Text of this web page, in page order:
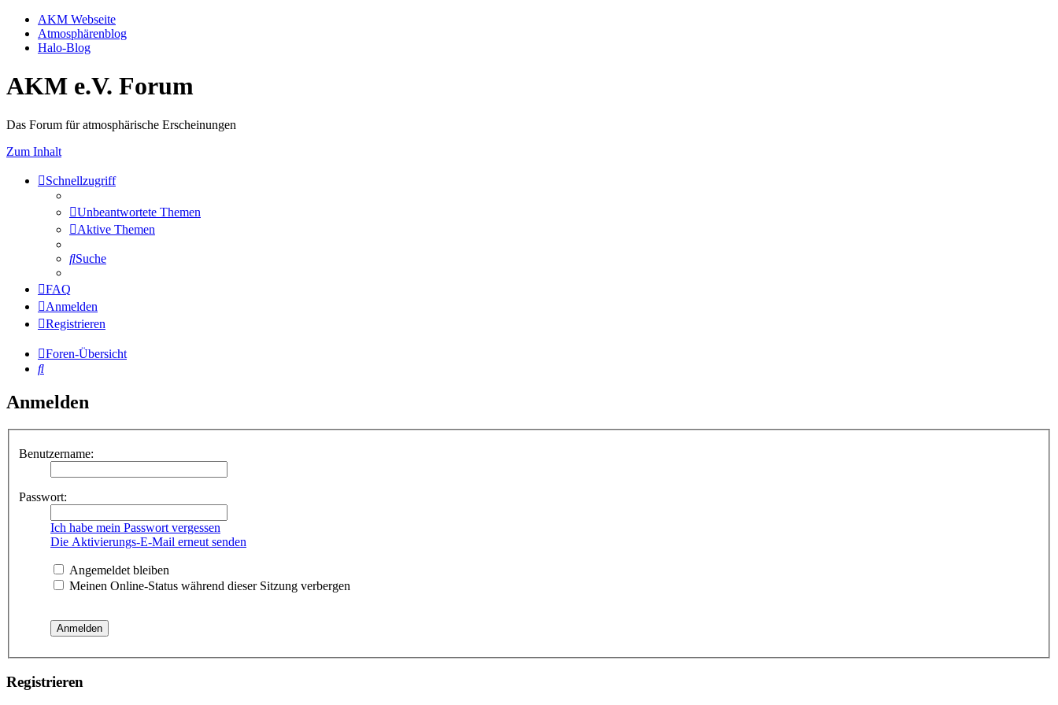
AKM Webseite
Atmosphärenblog
Halo-Blog
AKM e.V. Forum
Das Forum für atmosphärische Erscheinungen
Zum Inhalt
Schnellzugriff
Unbeantwortete Themen
Aktive Themen
Suche
FAQ
Anmelden
Registrieren
Foren-Übersicht
Suche
Anmelden
Benutzername:
Passwort:
Ich habe mein Passwort vergessen
Die Aktivierungs-E-Mail erneut senden
Angemeldet bleiben
Meinen Online-Status während dieser Sitzung verbergen
Registrieren